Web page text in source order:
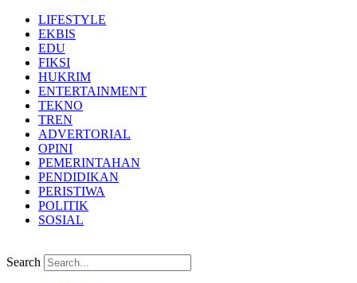
LIFESTYLE
EKBIS
EDU
FIKSI
HUKRIM
ENTERTAINMENT
TEKNO
TREN
ADVERTORIAL
OPINI
PEMERINTAHAN
PENDIDIKAN
PERISTIWA
POLITIK
SOSIAL
Search